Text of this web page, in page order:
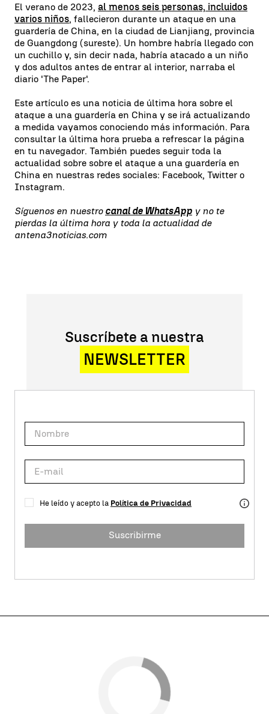
El verano de 2023, al menos seis personas, incluidos
varios niños, fallecieron durante un ataque en una
guardería de China, en la ciudad de Lianjiang, provincia
de Guangdong (sureste). Un hombre habría llegado con
un cuchillo y, sin decir nada, habría atacado a un niño
y dos adultos antes de entrar al interior, narraba el
diario 'The Paper'.
Este artículo es una noticia de última hora sobre el
ataque a una guardería en China y se irá actualizando
a medida vayamos conociendo más información. Para
consultar la última hora prueba a refrescar la página
en tu navegador. También puedes seguir toda la
actualidad sobre sobre el ataque a una guardería en
China en nuestras redes sociales: Facebook, Twitter o
Instagram.
Síguenos en nuestro canal de WhatsApp y no te
pierdas la última hora y toda la actualidad de
antena3noticias.com
Suscríbete a nuestra
NEWSLETTER
He leído y acepto la Política de Privacidad
Suscribirme